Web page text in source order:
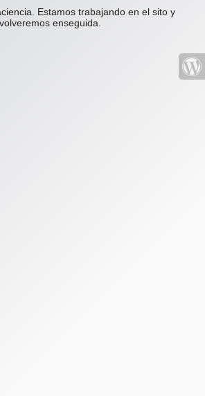
Estamos trabajando en el sito y
volveremos enseguida.